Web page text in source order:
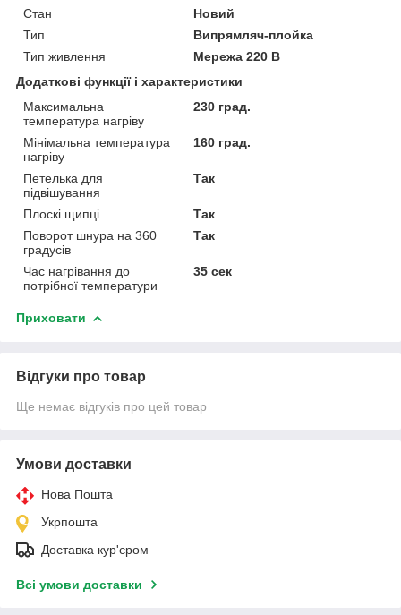
Стан
Новий
Тип
Випрямляч-плойка
Тип живлення
Мережа 220 В
Додаткові функції і характеристики
Максимальна
температура нагріву
230 град.
Мінімальна температура
нагріву
160 град.
Петелька для
підвішування
Так
Плоскі щипці
Так
Поворот шнура на 360
градусів
Так
Час нагрівання до
потрібної температури
35 сек
Приховати
Відгуки про товар
Ще немає відгуків про цей товар
Умови доставки
Нова Пошта
Укрпошта
Доставка кур'єром
Всі умови доставки